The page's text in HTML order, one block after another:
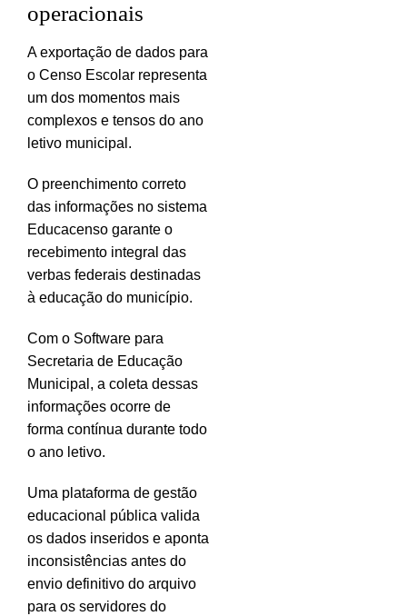
operacionais
A exportação de dados para
o Censo Escolar representa
um dos momentos mais
complexos e tensos do ano
letivo municipal.
O preenchimento correto
das informações no sistema
Educacenso garante o
recebimento integral das
verbas federais destinadas
à educação do município.
Com o Software para
Secretaria de Educação
Municipal, a coleta dessas
informações ocorre de
forma contínua durante todo
o ano letivo.
Uma plataforma de gestão
educacional pública valida
os dados inseridos e aponta
inconsistências antes do
envio definitivo do arquivo
para os servidores do